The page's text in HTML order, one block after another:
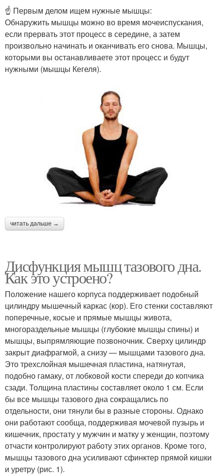
☝ Первым делом ищем нужные мышцы:
Обнаружить мышцы можно во время мочеиспускания,
если прервать этот процесс в середине, а затем
произвольно начинать и оканчивать его снова. Мышцы,
которыми вы останавливаете этот процесс и будут
нужными (мышцы Кегеля).
читать дальше →
Дисфункция мышц тазового дна.
Как это устроено?
Положение нашего корпуса поддерживает подобный
цилиндру мышечный каркас (кор). Его стенки составляют
поперечные, косые и прямые мышцы живота,
многораздельные мышцы (глубокие мышцы спины) и
мышцы, выпрямляющие позвоночник. Сверху цилиндр
закрыт диафрагмой, а снизу — мышцами тазового дна.
Это трехслойная мышечная пластина, натянутая,
подобно гамаку, от лобковой кости спереди до копчика
сзади. Толщина пластины составляет около 1 см. Если
бы все мышцы тазового дна сокращались по
отдельности, они тянули бы в разные стороны. Однако
они работают сообща, поддерживая мочевой пузырь и
кишечник, простату у мужчин и матку у женщин, поэтому
отчасти контролируют работу этих органов. Кроме того,
мышцы тазового дна усиливают сфинктер прямой кишки
и уретру (рис. 1).